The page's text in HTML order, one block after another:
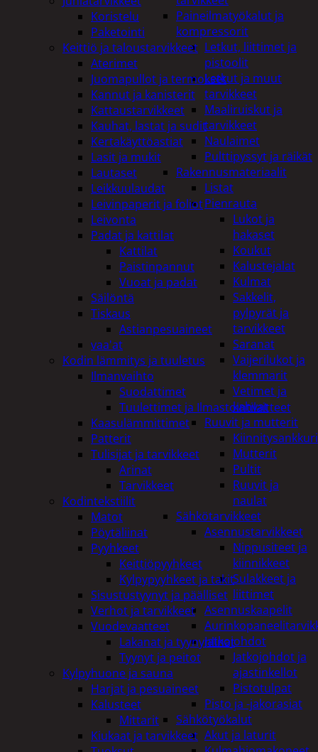
Paineilmatyökalut ja
kompressorit
Letkut, liittimet ja
pistoolit
Letkut ja muut
tarvikkeet
Maaliruiskut ja
tarvikkeet
Naulaimet
Pulttipyssyt ja räikät
Rakennusmateriaalit
Listat
Pienrauta
Lukot ja
hakaset
Koukut
Kalustejalat
Kulmat
Sakkelit,
pylpyrät ja
tarvikkeet
Saranat
Vaijerilukot ja
klemmarit
Vetimet ja
kahvat
Ruuvit ja mutterit
Mutterit
Pultit
Ruuvit ja
naulat
Sähkötarvikkeet
Asennustarvikkeet
Nippusiteet ja
kiinnikkeet
Sulakkeet ja
liittimet
Asennuskaapelit
Jatkojohdot
Jatkojohdot ja
ajastinkellot
Pistotulpat
Pisto ja -jakorasiat
Sähkötyökalut
Akut ja laturit
Koristelu
Paketointi
Keittiö ja taloustarvikkeet
Aterimet
Juomapullot ja termokset
Kannut ja kanisterit
Kattaustarvikkeet
Kauhat, lastat ja sudit
Kertakäyttöastiat
Lasit ja mukit
Lautaset
Leikkuulaudat
Leivinpaperit ja foliot
Leivonta
Padat ja kattilat
Kattilat
Paistinpannut
Vuoat ja padat
Säilöntä
Tiskaus
Astianpesuaineet
vaa'at
Kodin lämmitys ja tuuletus
Ilmanvaihto
Suodattimet
Tuulettimet ja Ilmastointilaitteet
Kaasulämmittimet
Patterit
Tulisijat ja tarvikkeet
Arinat
Tarvikkeet
Kodintekstiilit
Matot
Pöytäliinat
Pyyhkeet
Keittiöpyyhkeet
Kylpypyyhkeet ja takit
Sisustustyynyt ja päälliset
Verhot ja tarvikkeet
Vuodevaatteet
Lakanat ja tyynynlinat
Tyynyt ja peitot
Kylpyhuone ja sauna
Harjat ja pesuaineet
Kalusteet
Mittarit
Kiukaat ja tarvikkeet